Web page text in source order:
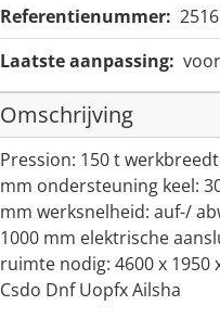
Referentienummer:
Laatste aanpassing:
Omschrijving
Pression: 150 t
mm ondersteuning keel:
mm werksnelheid: auf-/
1000 mm elektrische
ruimte nodig: 4600 x 1950
Csdo Dnf Uopfx Ailsha